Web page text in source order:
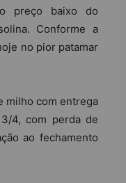
preço baixo do
Conforme a
no pior patamar
milho com entrega
4, com perda de
ao fechamento